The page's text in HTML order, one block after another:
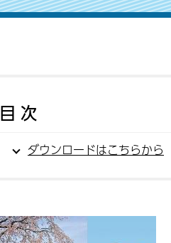
目次
ダウンロードはこちらから